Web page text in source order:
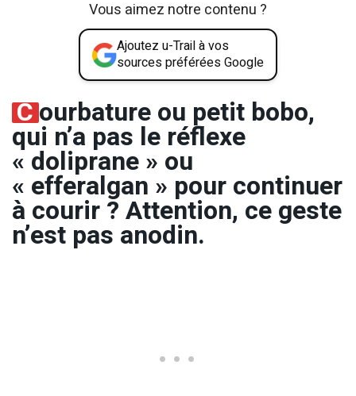
Vous aimez notre contenu ?
Ajoutez u-Trail à vos
sources préférées Google
Courbature ou petit bobo,
qui n’a pas le réflexe
« doliprane » ou
« efferalgan » pour continuer
à courir ? Attention, ce geste
n’est pas anodin.